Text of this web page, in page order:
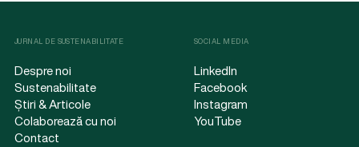
JURNAL DE SUSTENABILITATE
Despre noi
Sustenabilitate
Știri & Articole
Colaborează cu noi
Contact
SOCIAL MEDIA
LinkedIn
Facebook
Instagram
YouTube